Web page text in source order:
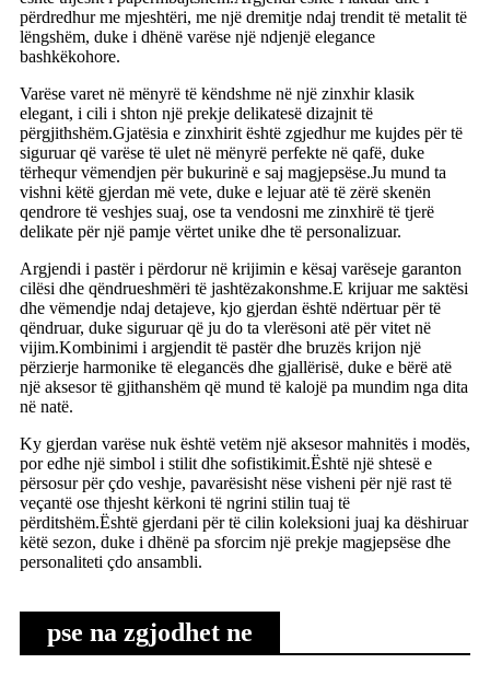
përdredhur me mjeshtëri, me një dremitje ndaj trendit të metalit të
lëngshëm, duke i dhënë varëse një ndjenjë elegance
bashkëkohore.
Varëse varet në mënyrë të këndshme në një zinxhir klasik
elegant, i cili i shton një prekje delikatesë dizajnit të
përgjithshëm.Gjatësia e zinxhirit është zgjedhur me kujdes për të
siguruar që varëse të ulet në mënyrë perfekte në qafë, duke
tërhequr vëmendjen për bukurinë e saj magjepsëse.Ju mund ta
vishni këtë gjerdan më vete, duke e lejuar atë të zërë skenën
qendrore të veshjes suaj, ose ta vendosni me zinxhirë të tjerë
delikate për një pamje vërtet unike dhe të personalizuar.
Argjendi i pastër i përdorur në krijimin e kësaj varëseje garanton
cilësi dhe qëndrueshmëri të jashtëzakonshme.E krijuar me saktësi
dhe vëmendje ndaj detajeve, kjo gjerdan është ndërtuar për të
qëndruar, duke siguruar që ju do ta vlerësoni atë për vitet në
vijim.Kombinimi i argjendit të pastër dhe bruzës krijon një
përzierje harmonike të elegancës dhe gjallërisë, duke e bërë atë
një aksesor të gjithanshëm që mund të kalojë pa mundim nga dita
në natë.
Ky gjerdan varëse nuk është vetëm një aksesor mahnitës i modës,
por edhe një simbol i stilit dhe sofistikimit.Është një shtesë e
përsosur për çdo veshje, pavarësisht nëse visheni për një rast të
veçantë ose thjesht kërkoni të ngrini stilin tuaj të
përditshëm.Është gjerdani për të cilin koleksioni juaj ka dëshiruar
këtë sezon, duke i dhënë pa sforcim një prekje magjepsëse dhe
personaliteti çdo ansambli.
pse na zgjodhet ne